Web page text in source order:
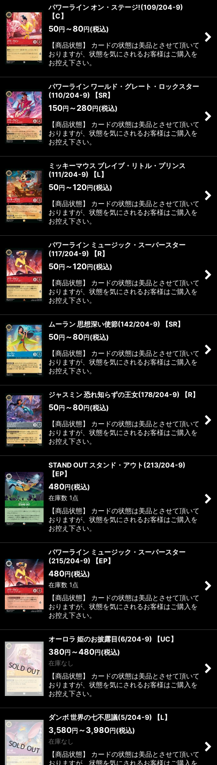
パワーライン オン・ステージ!(109/204-9)
【C】
50円 ～80円 (税込)
【商品状態】 カードの状態は美品とさせて頂いて
おりますが、状態を気にされるお客様はご購入を
お控え下さい。
パワーライン ワールド・グレート・ロックスター
(110/204-9) 【SR】
150円 ～280円 (税込)
【商品状態】 カードの状態は美品とさせて頂いて
おりますが、状態を気にされるお客様はご購入を
お控え下さい。
ミッキーマウス ブレイブ・リトル・プリンス
(111/204-9) 【L】
50円 ～120円 (税込)
【商品状態】 カードの状態は美品とさせて頂いて
おりますが、状態を気にされるお客様はご購入を
お控え下さい。
パワーライン ミュージック・スーパースター
(117/204-9) 【R】
50円 ～120円 (税込)
【商品状態】 カードの状態は美品とさせて頂いて
おりますが、状態を気にされるお客様はご購入を
お控え下さい。
ムーラン 思想深い使節(142/204-9) 【SR】
50円 ～80円 (税込)
【商品状態】 カードの状態は美品とさせて頂いて
おりますが、状態を気にされるお客様はご購入を
お控え下さい。
ジャスミン 恐れ知らずの王女(178/204-9) 【R】
50円 ～80円 (税込)
【商品状態】 カードの状態は美品とさせて頂いて
おりますが、状態を気にされるお客様はご購入を
お控え下さい。
STAND OUT スタンド・アウト(213/204-9)
【EP】
480円 (税込)
在庫数 1点
【商品状態】 カードの状態は美品とさせて頂いて
おりますが、状態を気にされるお客様はご購入を
お控え下さい。
パワーライン ミュージック・スーパースター
(215/204-9) 【EP】
480円 (税込)
在庫数 1点
【商品状態】 カードの状態は美品とさせて頂いて
おりますが、状態を気にされるお客様はご購入を
お控え下さい。
オーロラ 姫のお披露目(6/204-9) 【UC】
380円 ～480円 (税込)
在庫なし
【商品状態】 カードの状態は美品とさせて頂いて
おりますが、状態を気にされるお客様はご購入を
お控え下さい。
ダンボ 世界の七不思議(5/204-9) 【L】
3,580円 ～3,980円 (税込)
在庫なし
【商品状態】 カードの状態は美品とさせて頂いて
おりますが、状態を気にされるお客様はご購入を